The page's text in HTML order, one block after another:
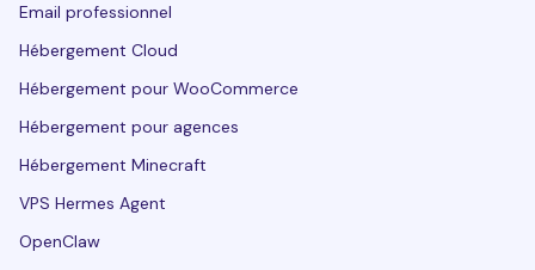
Email professionnel
Hébergement Cloud
Hébergement pour WooCommerce
Hébergement pour agences
Hébergement Minecraft
VPS Hermes Agent
OpenClaw